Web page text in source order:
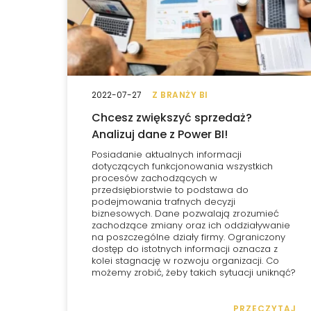
Z BRANŻY BI
Chcesz zwiększyć sprzedaż?
Analizuj dane z Power BI!
Posiadanie aktualnych informacji
dotyczących funkcjonowania wszystkich
procesów zachodzących w
przedsiębiorstwie to podstawa do
podejmowania trafnych decyzji
biznesowych. Dane pozwalają zrozumieć
zachodzące zmiany oraz ich oddziaływanie
na poszczególne działy firmy. Ograniczony
dostęp do istotnych informacji oznacza z
kolei stagnację w rozwoju organizacji. Co
możemy zrobić, żeby takich sytuacji uniknąć?
2022-07-27